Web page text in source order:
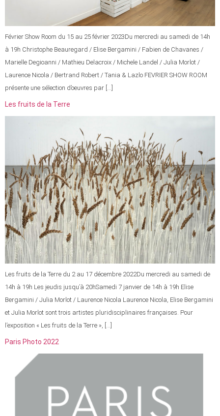
Février Show Room du 15 au 25 février 2023Du mercredi au samedi de 14h
à 19h Christophe Beauregard / Elise Bergamini / Fabien de Chavanes /
Marielle Degioanni / Mathieu Delacroix / Michele Landel / Julia Morlot /
Laurence Nicola / Bertrand Robert / Tania & Lazlo FEVRIER SHOW ROOM
présente une sélection d’oeuvres par […]
Les fruits de la Terre
Les fruits de la Terre du 2 au 17 décembre 2022Du mercredi au samedi de
14h à 19h Les jeudis jusqu’à 20hSamedi 7 janvier de 14h à 19h Elise
Bergamini / Julia Morlot / Laurence Nicola Laurence Nicola, Elise Bergamini
et Julia Morlot sont trois artistes pluridisciplinaires françaises. Pour
l’exposition « Les fruits de la Terre », […]
Paris Photo 2022